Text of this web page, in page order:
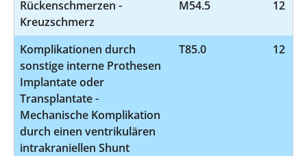
Rückenschmerzen -
Kreuzschmerz
M54.5 12
Komplikationen durch
sonstige interne Prothesen
Implantate oder
Transplantate -
Mechanische Komplikation
durch einen ventrikulären
intrakraniellen Shunt
T85.0 12